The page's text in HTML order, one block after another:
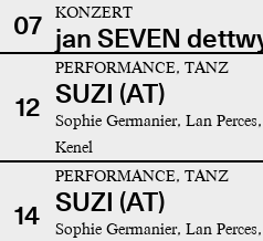
07
KONZERT
jan SEVEN
12
PERFORMANCE, TANZ
SUZI (AT)
Sophie Germanier, Lan
Kenel
14
PERFORMANCE, TANZ
SUZI (AT)
Sophie Germanier, Lan